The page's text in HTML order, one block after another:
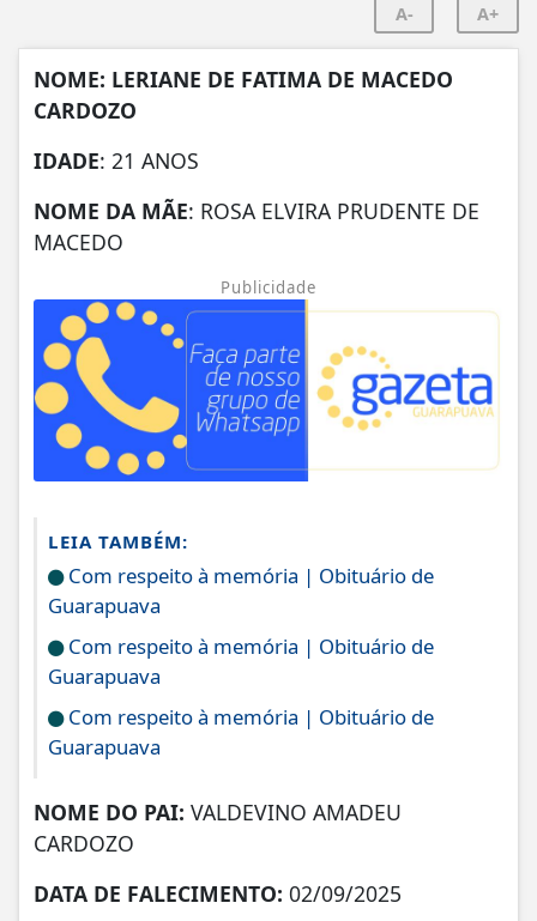
A- A+
NOME: LERIANE DE FATIMA DE MACEDO
CARDOZO
IDADE: 21 ANOS
NOME DA MÃE: ROSA ELVIRA PRUDENTE DE
MACEDO
Publicidade
LEIA TAMBÉM:
Com respeito à memória | Obituário de
Guarapuava
Com respeito à memória | Obituário de
Guarapuava
Com respeito à memória | Obituário de
Guarapuava
NOME DO PAI: VALDEVINO AMADEU
CARDOZO
DATA DE FALECIMENTO: 02/09/2025